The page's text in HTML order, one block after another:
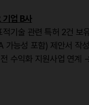
기업 B사
적기술 관련 특허 2건 보
가능성 포함) 제안서 작
전 수익화 지원사업 연계